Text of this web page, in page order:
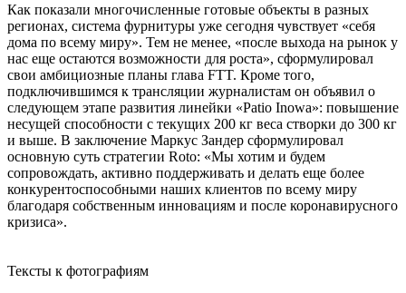
Как показали многочисленные готовые объекты в разных
регионах, система фурнитуры уже сегодня чувствует «себя
дома по всему миру». Тем не менее, «после выхода на рынок у
нас еще остаются возможности для роста», сформулировал
свои амбициозные планы глава FTT. Кроме того,
подключившимся к трансляции журналистам он объявил о
следующем этапе развития линейки «Patio Inowa»: повышение
несущей способности с текущих 200 кг веса створки до 300 кг
и выше. В заключение Маркус Зандер сформулировал
основную суть стратегии Roto: «Мы хотим и будем
сопровождать, активно поддерживать и делать еще более
конкурентоспособными наших клиентов по всему миру
благодаря собственным инновациям и после коронавирусного
кризиса».
Тексты к фотографиям